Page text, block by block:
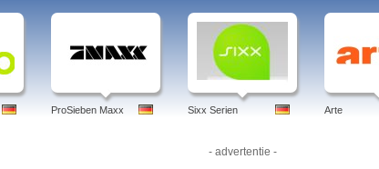
ProSieben Maxx Sixx Serien Arte
- advertentie -